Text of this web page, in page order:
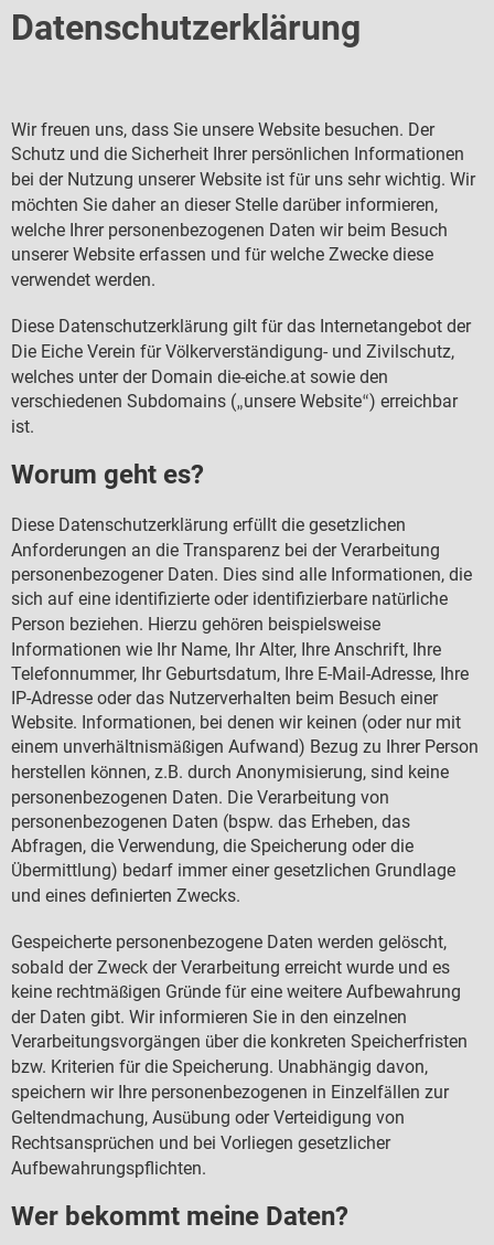
Datenschutzerklärung
Wir freuen uns, dass Sie unsere Website besuchen. Der
Schutz und die Sicherheit Ihrer persönlichen Informationen
bei der Nutzung unserer Website ist für uns sehr wichtig. Wir
möchten Sie daher an dieser Stelle darüber informieren,
welche Ihrer personenbezogenen Daten wir beim Besuch
unserer Website erfassen und für welche Zwecke diese
verwendet werden.
Diese Datenschutzerklärung gilt für das Internetangebot der
Die Eiche Verein für Völkerverständigung- und Zivilschutz,
welches unter der Domain die-eiche.at sowie den
verschiedenen Subdomains („unsere Website“) erreichbar
ist.
Worum geht es?
Diese Datenschutzerklärung erfüllt die gesetzlichen
Anforderungen an die Transparenz bei der Verarbeitung
personenbezogener Daten. Dies sind alle Informationen, die
sich auf eine identifizierte oder identifizierbare natürliche
Person beziehen. Hierzu gehören beispielsweise
Informationen wie Ihr Name, Ihr Alter, Ihre Anschrift, Ihre
Telefonnummer, Ihr Geburtsdatum, Ihre E-Mail-Adresse, Ihre
IP-Adresse oder das Nutzerverhalten beim Besuch einer
Website. Informationen, bei denen wir keinen (oder nur mit
einem unverhältnismäßigen Aufwand) Bezug zu Ihrer Person
herstellen können, z.B. durch Anonymisierung, sind keine
personenbezogenen Daten. Die Verarbeitung von
personenbezogenen Daten (bspw. das Erheben, das
Abfragen, die Verwendung, die Speicherung oder die
Übermittlung) bedarf immer einer gesetzlichen Grundlage
und eines definierten Zwecks.
Gespeicherte personenbezogene Daten werden gelöscht,
sobald der Zweck der Verarbeitung erreicht wurde und es
keine rechtmäßigen Gründe für eine weitere Aufbewahrung
der Daten gibt. Wir informieren Sie in den einzelnen
Verarbeitungsvorgängen über die konkreten Speicherfristen
bzw. Kriterien für die Speicherung. Unabhängig davon,
speichern wir Ihre personenbezogenen in Einzelfällen zur
Geltendmachung, Ausübung oder Verteidigung von
Rechtsansprüchen und bei Vorliegen gesetzlicher
Aufbewahrungspflichten.
Wer bekommt meine Daten?